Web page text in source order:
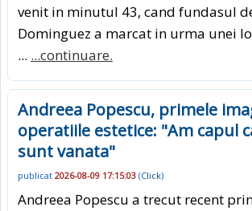
venit in minutul 43, cand fundasul
Dominguez a marcat in urma unei
... ...continuare.
Andreea Popescu, primele
operatiile estetice: "Am capul
sunt vanata"
publicat 2026-08-09 17:15:03 (Click)
Andreea Popescu a trecut recent